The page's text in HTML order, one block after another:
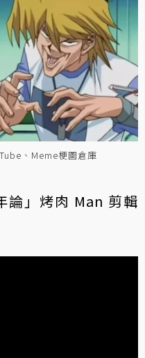
、Meme梗圖倉庫
論」烤肉 Man 剪輯